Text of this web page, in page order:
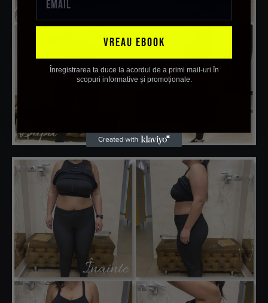
VREAU EBOOK
Înregistrarea ta duce la acordul de a primi mail-uri în
scopuri informative și promoționale.